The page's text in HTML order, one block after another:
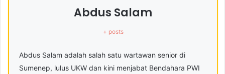
Abdus Salam
+ posts
Abdus Salam adalah salah satu wartawan senior di
Sumenep, lulus UKW dan kini menjabat Bendahara PWI